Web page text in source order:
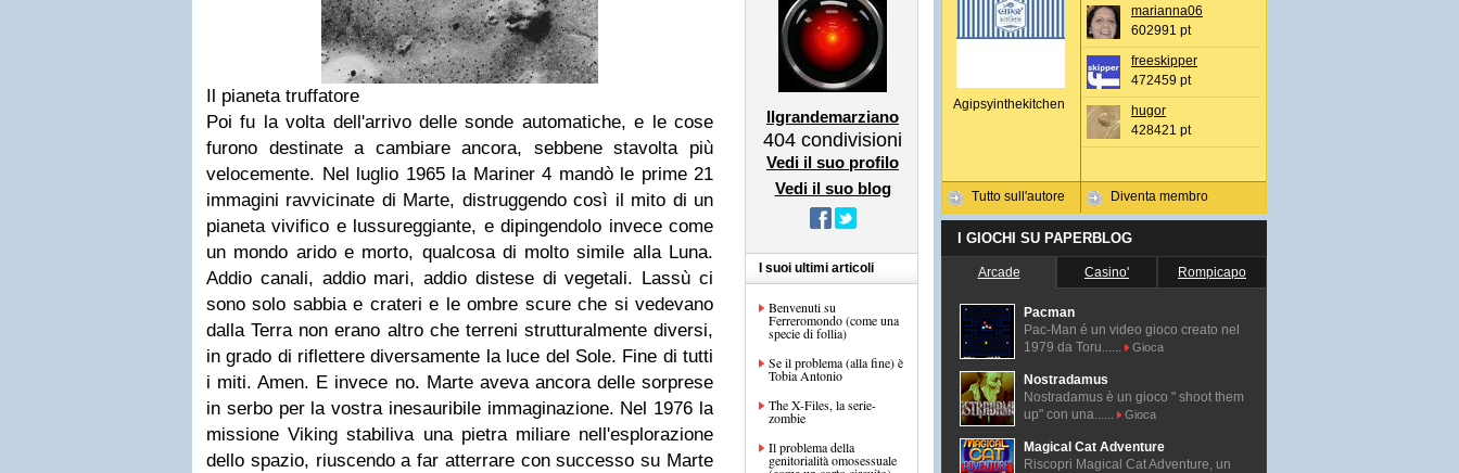
Il pianeta truffatore
Poi fu la volta dell'arrivo delle sonde automatiche, e le cose
furono destinate a cambiare ancora, sebbene stavolta più
velocemente. Nel luglio 1965 la Mariner 4 mandò le prime 21
immagini ravvicinate di Marte, distruggendo così il mito di un
pianeta vivifico e lussureggiante, e dipingendolo invece come
un mondo arido e morto, qualcosa di molto simile alla Luna.
Addio canali, addio mari, addio distese di vegetali. Lassù ci
sono solo sabbia e crateri e le ombre scure che si vedevano
dalla Terra non erano altro che terreni strutturalmente diversi,
in grado di riflettere diversamente la luce del Sole. Fine di tutti
i miti. Amen. E invece no. Marte aveva ancora delle sorprese
in serbo per la vostra inesauribile immaginazione. Nel 1976 la
missione Viking stabiliva una pietra miliare nell'esplorazione
dello spazio, riuscendo a far atterrare con successo su Marte
Ilgrandemarziano
404 condivisioni
Vedi il suo profilo
Vedi il suo blog
I suoi ultimi articoli
Benvenuti su
Ferreromondo (come una
specie di follia)
Se il problema (alla fine) è
Tobia Antonio
The X-Files, la serie-
zombie
Il problema della
genitorialità omosessuale
Agipsyinthekitchen
Tutto sull'autore
marianna06
602991 pt
freeskipper
472459 pt
hugor
428421 pt
Diventa membro
I GIOCHI SU PAPERBLOG
Arcade Casino' Rompicapo
Pacman
Pac-Man é un video gioco creato nel
1979 da Toru......
Gioca
Nostradamus
Nostradamus è un gioco " shoot them
up" con una......
Gioca
Magical Cat Adventure
Riscopri Magical Cat Adventure, un